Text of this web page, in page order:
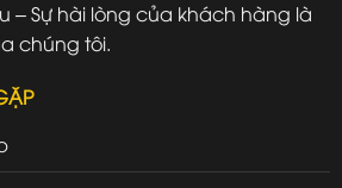
– Sự hài lòng của khách hàng là
chúng tôi.